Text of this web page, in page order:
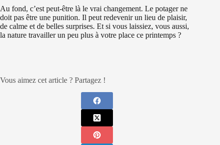
Au fond, c’est peut-être là le vrai changement. Le potager ne
doit pas être une punition. Il peut redevenir un lieu de plaisir,
de calme et de belles surprises. Et si vous laissiez, vous aussi,
la nature travailler un peu plus à votre place ce printemps ?
Vous aimez cet article ? Partagez !